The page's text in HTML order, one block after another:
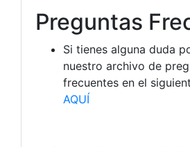
Preguntas
Si tienes alguna duda
nuestro archivo de
frecuentes en el
AQUÍ